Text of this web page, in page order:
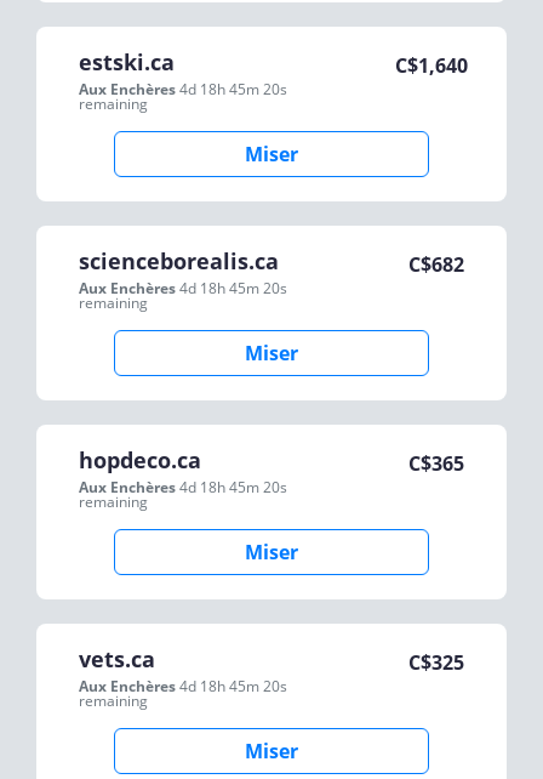
estski.ca
Aux Enchères4d 18h 45m 20s
remaining
C$1,640
Miser
scienceborealis.ca
Aux Enchères4d 18h 45m 20s
remaining
C$682
Miser
hopdeco.ca
Aux Enchères4d 18h 45m 20s
remaining
C$365
Miser
vets.ca
Aux Enchères4d 18h 45m 20s
remaining
C$325
Miser